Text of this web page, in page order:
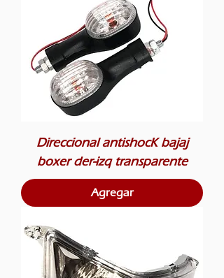
Direccional antishocK bajaj
boxer der-izq transparente
Agregar